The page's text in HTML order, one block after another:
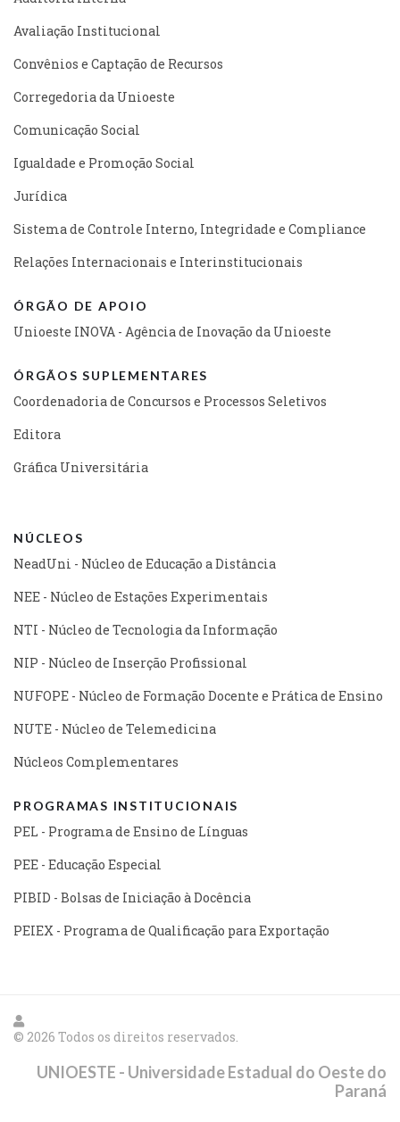
Avaliação Institucional
Convênios e Captação de Recursos
Corregedoria da Unioeste
Comunicação Social
Igualdade e Promoção Social
Jurídica
Sistema de Controle Interno, Integridade e Compliance
Relações Internacionais e Interinstitucionais
ÓRGÃO DE APOIO
Unioeste INOVA - Agência de Inovação da Unioeste
ÓRGÃOS SUPLEMENTARES
Coordenadoria de Concursos e Processos Seletivos
Editora
Gráfica Universitária
NÚCLEOS
NeadUni - Núcleo de Educação a Distância
NEE - Núcleo de Estações Experimentais
NTI - Núcleo de Tecnologia da Informação
NIP - Núcleo de Inserção Profissional
NUFOPE - Núcleo de Formação Docente e Prática de Ensino
NUTE - Núcleo de Telemedicina
Núcleos Complementares
PROGRAMAS INSTITUCIONAIS
PEL - Programa de Ensino de Línguas
PEE - Educação Especial
PIBID - Bolsas de Iniciação à Docência
PEIEX - Programa de Qualificação para Exportação
© 2026 Todos os direitos reservados.
UNIOESTE - Universidade Estadual do Oeste do
Paraná